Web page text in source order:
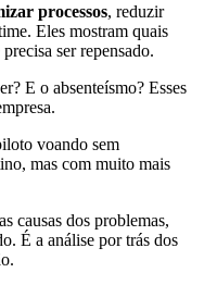
processos, reduzir
Eles mostram quais
ser repensado.
E o absenteísmo? Esses
voando sem
mas com muito mais
causas dos problemas,
É a análise por trás dos